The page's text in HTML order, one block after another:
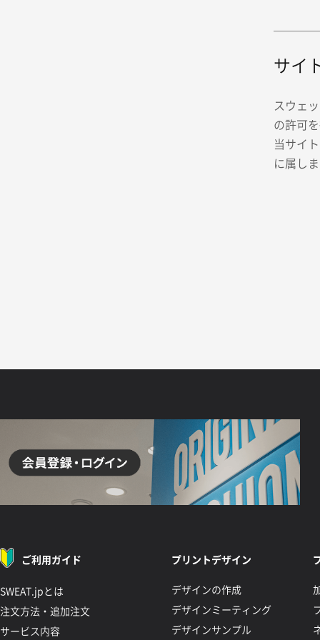
サイ
スウェ
の許可
当サイ
に属し
ご利用ガイド
SWEAT.jpとは
注文方法・追加注文
サービス内容
プリントデザイン
デザインの作成
デザインミーティング
デザインサンプル